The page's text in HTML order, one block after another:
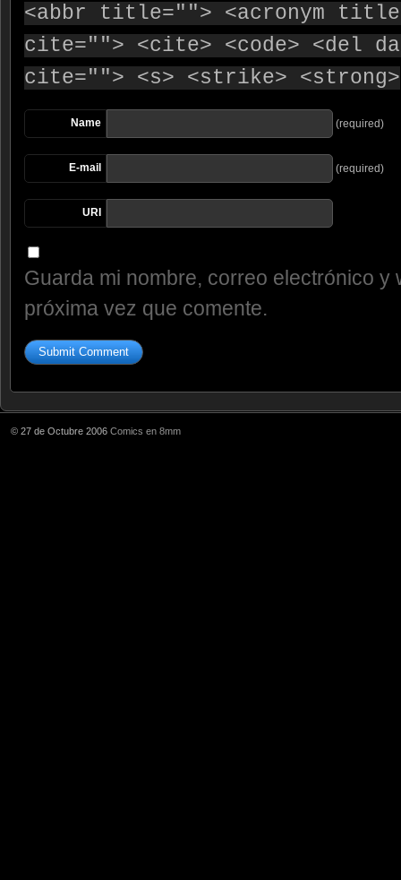
<abbr title=""> <acronym
cite=""> <cite> <code> <del
cite=""> <s> <strike> <strong>
Name (required)
E-mail (required)
URI
Guarda mi nombre, correo electrónico
próxima vez que comente.
© 27 de Octubre 2006 Comics en 8mm